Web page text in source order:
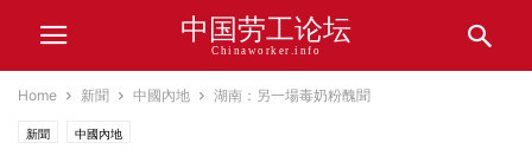
中国劳工论坛
Chinaworker.info
Home 新聞 中國內地 湖南：另一場毒奶粉醜聞
新聞 中國內地